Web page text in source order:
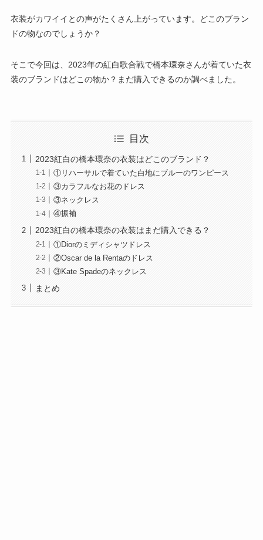
衣装がカワイイとの声がたくさん上がっています。どこのブラン
ドの物なのでしょうか？
そこで今回は、2023年の紅白歌合戦で橋本環奈さんが着ていた衣
装のブランドはどこの物か？まだ購入できるのか調べました。
目次
2023紅白の橋本環奈の衣装はどこのブランド？
①リハーサルで着ていた白地にブルーのワンピース
③カラフルなお花のドレス
③ネックレス
④振袖
2023紅白の橋本環奈の衣装はまだ購入できる？
①Diorのミディシャツドレス
②Oscar de la Rentaのドレス
③Kate Spadeのネックレス
まとめ